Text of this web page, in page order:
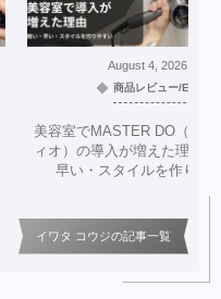
August 4, 2026
商品レビュー/EC
美容室でMASTER DO（マ
ィオ）の導入が増えた理由
早い・スタイルを作りや
イワタ コウジの記事一覧